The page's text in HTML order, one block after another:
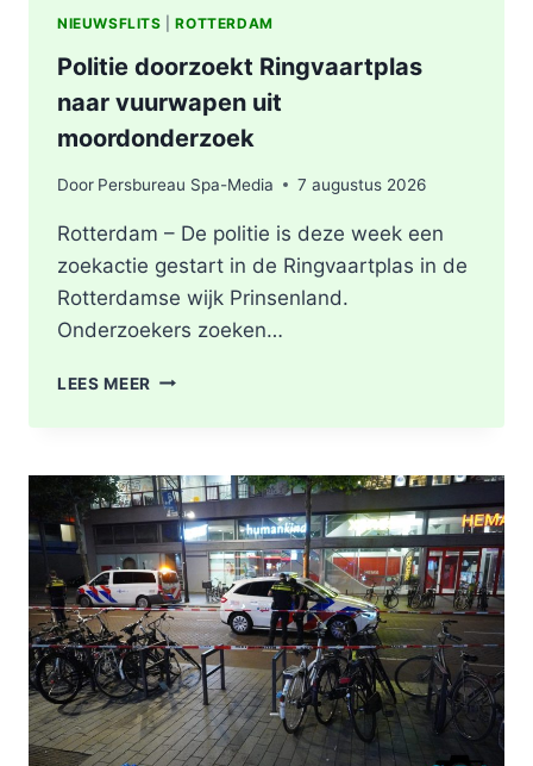
NIEUWSFLITS |ROTTERDAM
Politie doorzoekt Ringvaartplas
naar vuurwapen uit
moordonderzoek
Door Persbureau Spa-Media 7 augustus 2026
Rotterdam – De politie is deze week een
zoekactie gestart in de Ringvaartplas in de
Rotterdamse wijk Prinsenland.
Onderzoekers zoeken…
LEES MEER POLITIE
VUURWAPEN
UIT
MOORDONDERZOEK